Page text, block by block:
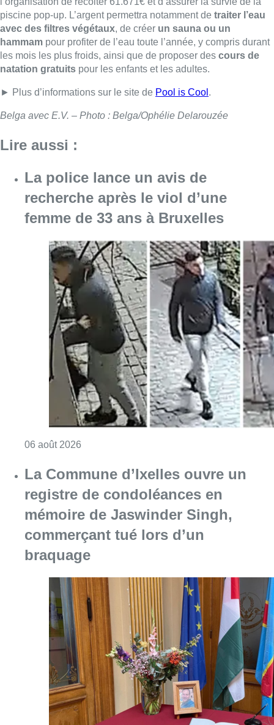
piscine pop-up. L’argent permettra notamment de traiter l’eau
avec des filtres végétaux, de créer un sauna ou un
hammam pour profiter de l’eau toute l’année, y compris durant
les mois les plus froids, ainsi que de proposer des cours de
natation gratuits pour les enfants et les adultes.
► Plus d’informations sur le site de Pool is Cool .
Belga avec E.V. – Photo : Belga/Ophélie Delarouzée
Lire aussi :
La police lance un avis de
recherche après le viol d’une
femme de 33 ans à Bruxelles
06 août 2026
La Commune d’Ixelles ouvre un
registre de condoléances en
mémoire de Jaswinder Singh,
commerçant tué lors d’un
braquage